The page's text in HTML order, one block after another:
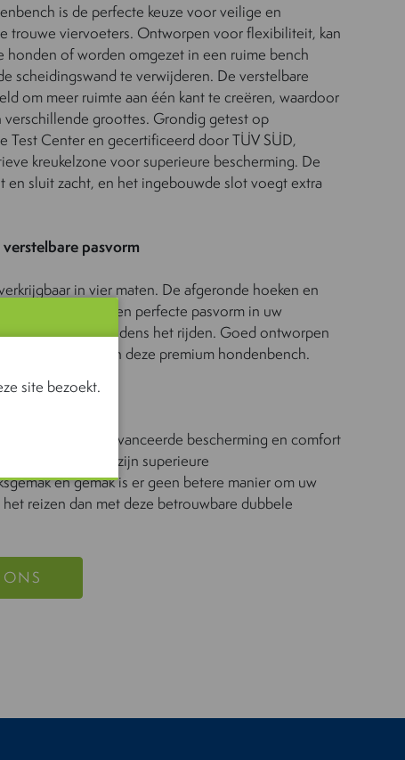
is de perfecte keuze voor veilige en
trouwe viervoeters. Ontworpen voor flexibiliteit, kan
of worden omgezet in een ruime bench
scheidingswand te verwijderen. De verstelbare
om meer ruimte aan één kant te creëren, waardoor
groottes. Grondig getest op
Test Center en gecertificeerd door TÜV SÜD,
kreukelzone voor superieure bescherming. De
en sluit zacht, en het ingebouwde slot voegt extra
pasvorm
in vier maten. De afgeronde hoeken en
zorgen voor een perfecte pasvorm in uw
het stevig vast tijdens het rijden. Goed ontworpen
of gerammel van deze premium hondenbench.
hond
biedt geavanceerde bescherming en comfort
afstanden. Met zijn superieure
en gemak is er geen betere manier om uw
reizen dan met deze betrouwbare dubbele
site bezoekt.